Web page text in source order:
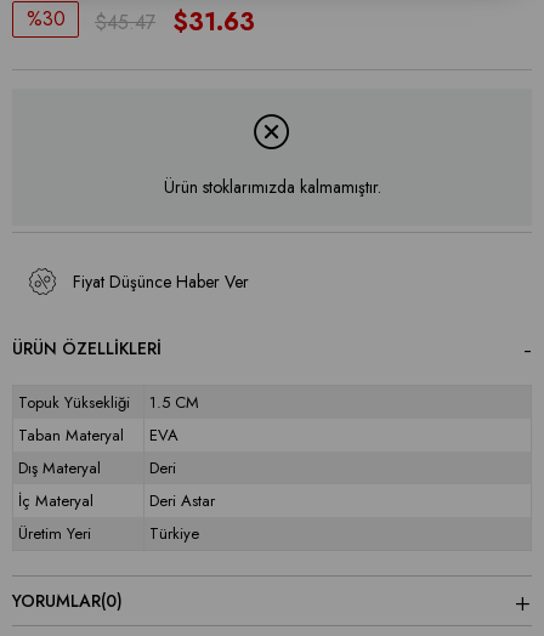
30 $45.47 $31.63
Ürün stoklarımızda kalmamıştır.
Fiyat Düşünce Haber Ver
ÜRÜN ÖZELLIKLERI
Topuk Yüksekliği
1.5 CM
Taban Materyal
EVA
Dış Materyal
Deri
İç Materyal
Deri Astar
Üretim Yeri
Türkiye
YORUMLAR(0)